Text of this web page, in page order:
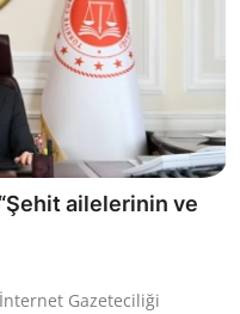
ailelerinin ve
Gazeteciliği